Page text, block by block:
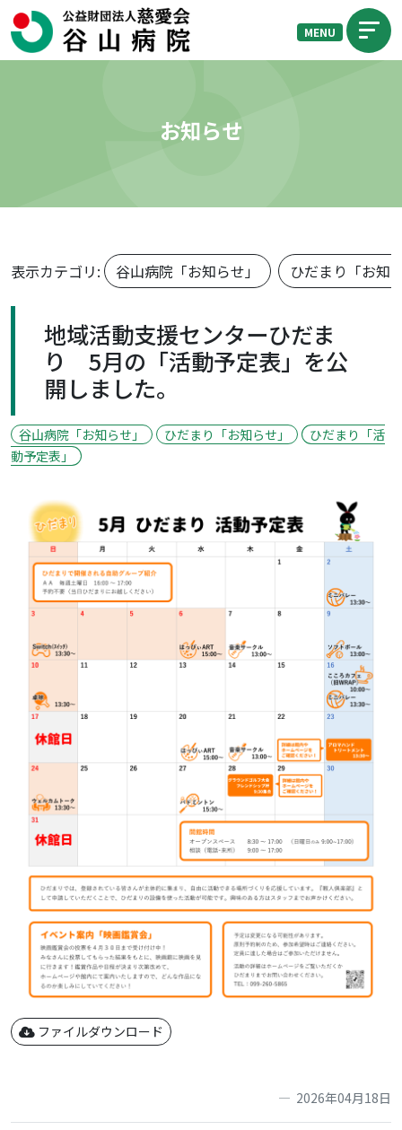
MENU
お知らせ
表示カテゴリ: 谷山病院「お知らせ」 ひだまり「お知
地域活動支援センターひだま
り 5月の「活動予定表」を公
開しました。
谷山病院「お知らせ」 ひだまり「お知らせ」
ひだまり「活
動予定表」
ファイルダウンロード
2026年04月18日